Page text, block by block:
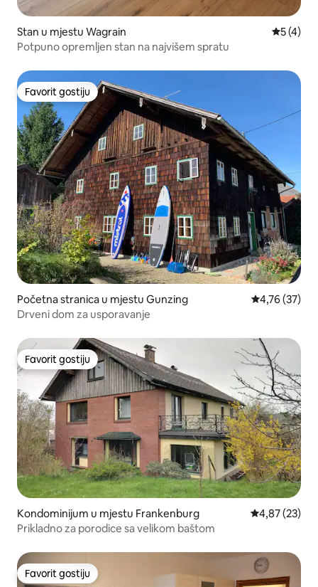
Stan u mjestu Wagrain
5 (4)
Potpuno opremljen stan na najvišem spratu
Favorit gostiju
Favorit gostiju
Početna stranica u mjestu Gunzing prosječna
4,76 (37)
Drveni dom za usporavanje
Favorit gostiju
Favorit gostiju
Kondominijum u mjestu Frankenburg prosječna
4,87 (23)
Prikladno za porodice sa velikom baštom
Favorit gostiju
Favorit gostiju